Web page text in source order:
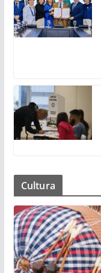
Cultura